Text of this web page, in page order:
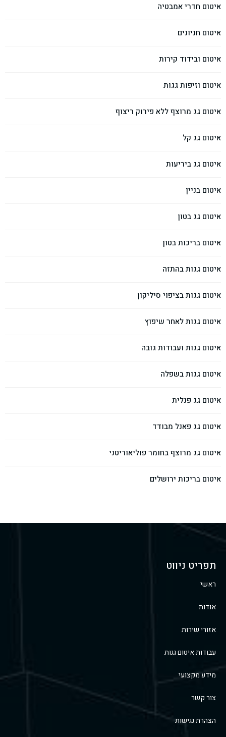
איטום חדרי אמבטיה
איטום חניונים
איטום ובידוד קירות
איטום וזיפות גגות
איטום גג מרוצף ללא פירוק ריצוף
איטום גג קל
איטום גג ביריעות
איטום בניין
איטום גג בטון
איטום בריכות בטון
איטום גגות בהתזה
איטום גגות בציפוי סיליקון
איטום גגות לאחר שיפוץ
איטום גגות ועבודות גובה
איטום גגות בשפלה
איטום גג פנלית
איטום גג פאנל מבודד
איטום גג מרוצף בחומר פוליאוריטני
איטום בריכות ירושלים
תפריט ניווט
ראשי
אודות
אזורי שירות
עבודות איטום גגות
מידע מקצועי
צור קשר
הצהרת נגישות